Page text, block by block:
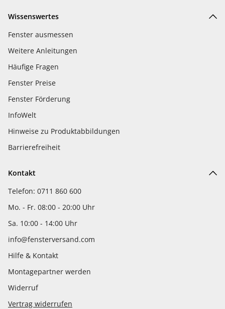
Wissenswertes
Fenster ausmessen
Weitere Anleitungen
Häufige Fragen
Fenster Preise
Fenster Förderung
InfoWelt
Hinweise zu Produktabbildungen
Barrierefreiheit
Kontakt
Telefon: 0711 860 600
Mo. - Fr. 08:00 - 20:00 Uhr
Sa. 10:00 - 14:00 Uhr
info@fensterversand.com
Hilfe & Kontakt
Montagepartner werden
Widerruf
Vertrag widerrufen